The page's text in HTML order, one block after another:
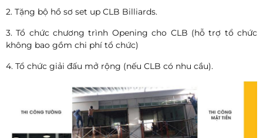
2. Tặng bộ hồ sơ set up CLB Billiards.
3. Tổ chức chương trình Opening cho CLB (hỗ trợ tổ chức
không bao gồm chi phí tổ chức)
4. Tổ chức giải đấu mở rộng (nếu CLB có nhu cầu).